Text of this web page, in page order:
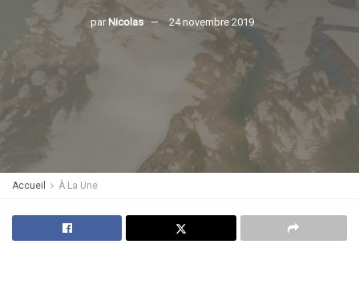
par Nicolas 24 novembre 2019
Accueil À La Une